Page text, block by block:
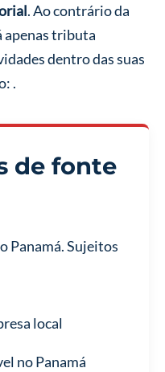
. Ao contrário da
apenas tributa
dentro das suas
.
de fonte
Panamá. Sujeitos
local
no Panamá